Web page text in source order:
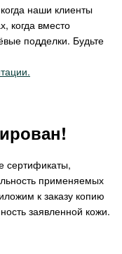
наши клиенты
когда вместо
подделки. Будьте
сертификаты,
применяемых
к заказу копию
заявленной кожи.